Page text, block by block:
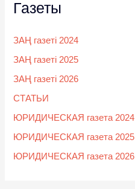
Газеты
ЗАҢ газеті 2024
ЗАҢ газеті 2025
ЗАҢ газеті 2026
СТАТЬИ
ЮРИДИЧЕСКАЯ газета 2024
ЮРИДИЧЕСКАЯ газета 2025
ЮРИДИЧЕСКАЯ газета 2026